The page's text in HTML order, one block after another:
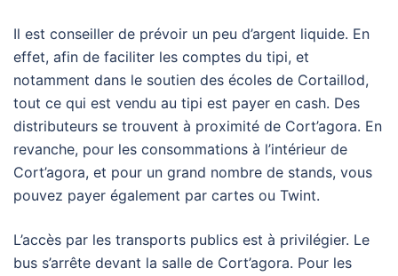
Il est conseiller de prévoir un peu d’argent liquide. En
effet, afin de faciliter les comptes du tipi, et
notamment dans le soutien des écoles de Cortaillod,
tout ce qui est vendu au tipi est payer en cash. Des
distributeurs se trouvent à proximité de Cort’agora. En
revanche, pour les consommations à l’intérieur de
Cort’agora, et pour un grand nombre de stands, vous
pouvez payer également par cartes ou Twint.
L’accès par les transports publics est à privilégier. Le
bus s’arrête devant la salle de Cort’agora. Pour les